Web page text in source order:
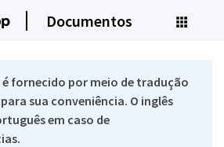
Documentos
é fornecido por meio de tradução
sua conveniência. O inglês
em caso de